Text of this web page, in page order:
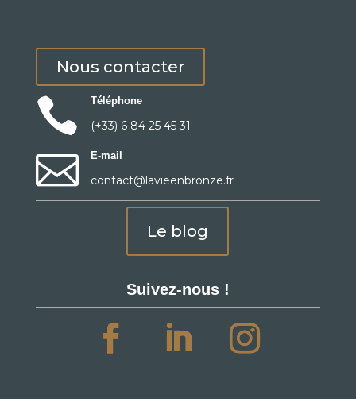
Nous contacter
 Téléphone
(+33) 6 84 25 45 31
 E-mail
contact@lavieenbronze.fr
Le blog
Suivez-nous !